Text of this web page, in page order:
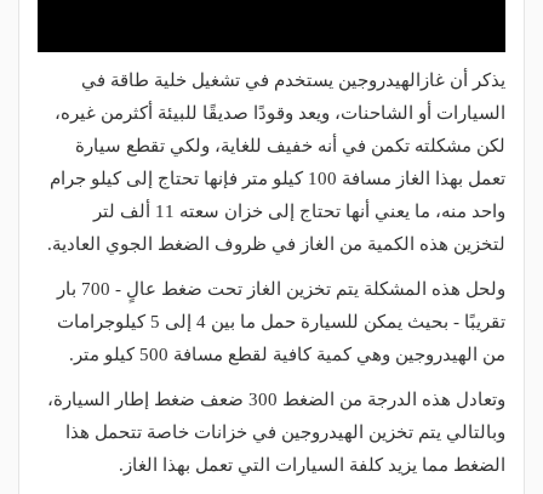
يذكر أن غازالهيدروجين يستخدم في تشغيل خلية طاقة في
السيارات أو الشاحنات، ويعد وقودًا صديقًا للبيئة أكثرمن غيره،
لكن مشكلته تكمن في أنه خفيف للغاية، ولكي تقطع سيارة
تعمل بهذا الغاز مسافة 100 كيلو متر فإنها تحتاج إلى كيلو جرام
واحد منه، ما يعني أنها تحتاج إلى خزان سعته 11 ألف لتر
لتخزين هذه الكمية من الغاز في ظروف الضغط الجوي العادية.
ولحل هذه المشكلة يتم تخزين الغاز تحت ضغط عالٍ - 700 بار
تقريبًا - بحيث يمكن للسيارة حمل ما بين 4 إلى 5 كيلوجرامات
من الهيدروجين وهي كمية كافية لقطع مسافة 500 كيلو متر.
وتعادل هذه الدرجة من الضغط 300 ضعف ضغط إطار السيارة،
وبالتالي يتم تخزين الهيدروجين في خزانات خاصة تتحمل هذا
الضغط مما يزيد كلفة السيارات التي تعمل بهذا الغاز.